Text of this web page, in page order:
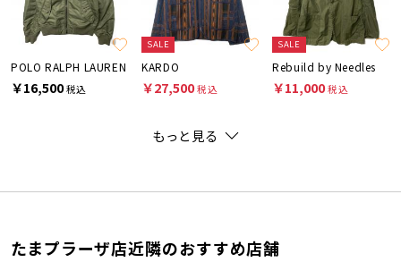
POLO RALPH LAUREN
￥16,500税込
SALE
KARDO
￥27,500税込
SALE
Rebuild by Needles
￥11,000税込
もっと見る
たまプラーザ店近隣のおすすめ店舗